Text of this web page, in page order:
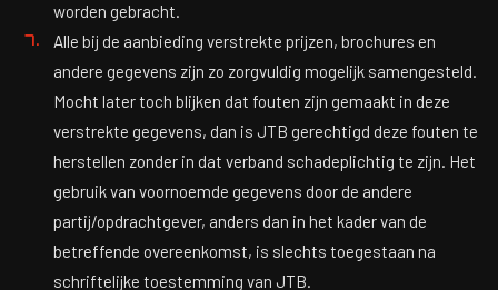
worden gebracht.
Alle bij de aanbieding verstrekte prijzen, brochures en
andere gegevens zijn zo zorgvuldig mogelijk samengesteld.
Mocht later toch blijken dat fouten zijn gemaakt in deze
verstrekte gegevens, dan is JTB gerechtigd deze fouten te
herstellen zonder in dat verband schadeplichtig te zijn. Het
gebruik van voornoemde gegevens door de andere
partij/opdrachtgever, anders dan in het kader van de
betreffende overeenkomst, is slechts toegestaan na
schriftelijke toestemming van JTB.